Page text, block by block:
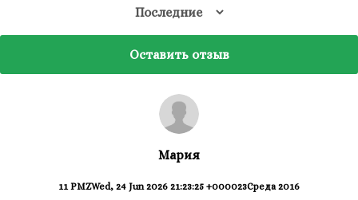
Оставить отзыв
11 PMZWed, 24 Jun 2026 21:23:25 +000023Среда 2016
Мария